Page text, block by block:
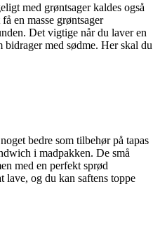
med grøntsager kaldes også
en masse grøntsager
Det vigtige når du laver en
med sødme. Her skal du
bedre som tilbehør på tapas
i madpakken. De små
med en perfekt sprød
lave, og du kan saftens toppe